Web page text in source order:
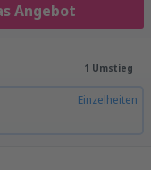
Angebot
1 Umstieg
Einzelheiten